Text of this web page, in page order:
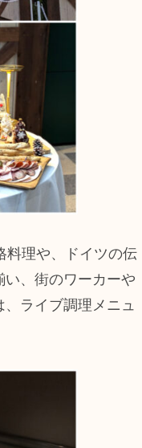
料理や、ドイツの伝
、街のワーカーや
ライブ調理メニュ